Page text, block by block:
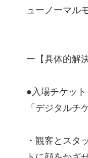
ューノーマル
ー【具体的解
●入場チケッ
「デジタルチ
・観客とスタ